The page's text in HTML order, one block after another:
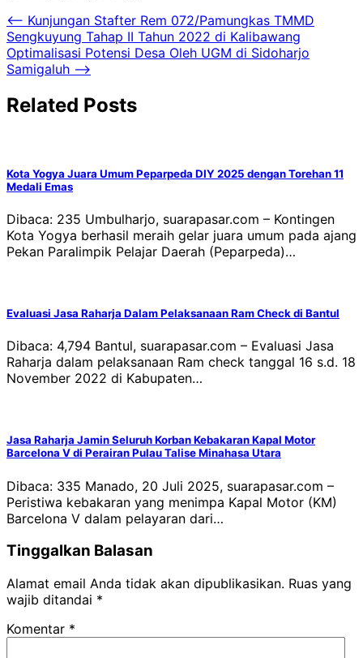
Navigasi
pos
⟵ Kunjungan Stafter Rem 072/Pamungkas TMMD
Sengkuyung Tahap II Tahun 2022 di Kalibawang
Optimalisasi Potensi Desa Oleh UGM di Sidoharjo
Samigaluh ⟶
Related Posts
Kota Yogya Juara Umum Peparpeda DIY 2025 dengan Torehan 11
Medali Emas
Dibaca: 235 Umbulharjo, suarapasar.com – Kontingen
Kota Yogya berhasil meraih gelar juara umum pada ajang
Pekan Paralimpik Pelajar Daerah (Peparpeda)…
Evaluasi Jasa Raharja Dalam Pelaksanaan Ram Check di Bantul
Dibaca: 4,794 Bantul, suarapasar.com – Evaluasi Jasa
Raharja dalam pelaksanaan Ram check tanggal 16 s.d. 18
November 2022 di Kabupaten…
Jasa Raharja Jamin Seluruh Korban Kebakaran Kapal Motor
Barcelona V di Perairan Pulau Talise Minahasa Utara
Dibaca: 335 Manado, 20 Juli 2025, suarapasar.com –
Peristiwa kebakaran yang menimpa Kapal Motor (KM)
Barcelona V dalam pelayaran dari…
Tinggalkan Balasan
Alamat email Anda tidak akan dipublikasikan. Ruas yang
wajib ditandai *
Komentar *